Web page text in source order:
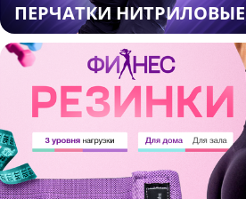
ПЕРЧАТКИ НИТРИЛОВЫЕ